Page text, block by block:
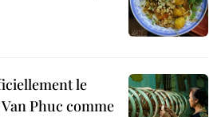
le
Phuc comme